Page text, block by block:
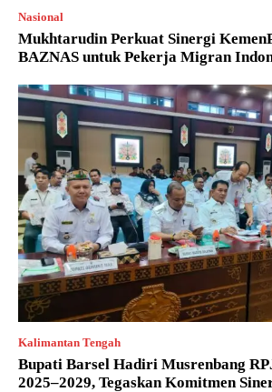
Nasional
Mukhtarudin Perkuat Sinergi
BAZNAS untuk Pekerja Migran
Kalimantan Tengah
Bupati Barsel Hadiri Musrenbang
2025–2029, Tegaskan Komitmen